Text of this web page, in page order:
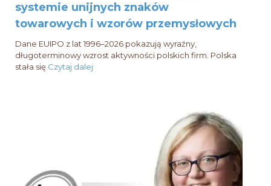
systemie unijnych znaków
towarowych i wzorów przemysłowych
Dane EUIPO z lat 1996–2026 pokazują wyraźny,
długoterminowy wzrost aktywności polskich firm. Polska
stała się Czytaj dalej